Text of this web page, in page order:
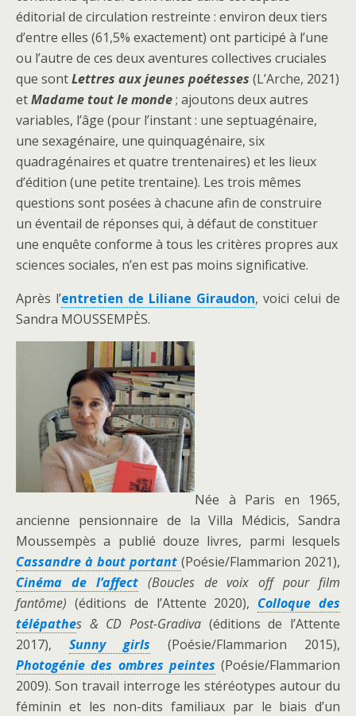
éditorial de circulation restreinte : environ deux tiers
d’entre elles (61,5% exactement) ont participé à l’une
ou l’autre de ces deux aventures collectives cruciales
que sontLettres aux jeunes poétesses (L’Arche, 2021)
etMadame tout le monde; ajoutons deux autres
variables, l’âge (pour l’instant : une septuagénaire,
une sexagénaire, une quinquagénaire, six
quadragénaires et quatre trentenaires) et les lieux
d’édition (une petite trentaine). Les trois mêmes
questions sont posées à chacune afin de construire
un éventail de réponses qui, à défaut de constituer
une enquête conforme à tous les critères propres aux
sciences sociales, n’en est pas moins significative.
Après l’entretien de Liliane Giraudon, voici celui de
Sandra MOUSSEMPÈS.
Née à Paris en 1965,
ancienne pensionnaire de la Villa Médicis, Sandra
Moussempès a publié douze livres, parmi lesquels
Cassandre à bout portant (Poésie/Flammarion 2021),
Cinéma de l’affect(Boucles de voix off pour film
fantôme) (éditions de l’Attente 2020), Colloque des
télépathes & CD Post-Gradiva (éditions de l’Attente
2017), Sunny girls
(Poésie/Flammarion 2015),
Photogénie des ombres peintes (Poésie/Flammarion
2009). Son travail interroge les stéréotypes autour du
féminin et les non-dits familiaux par le biais d’un